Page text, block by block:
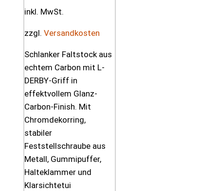
inkl. MwSt.
zzgl. Versandkosten
Schlanker Faltstock aus
echtem Carbon mit L-
DERBY-Griff in
effektvollem Glanz-
Carbon-Finish. Mit
Chromdekorring,
stabiler
Feststellschraube aus
Metall, Gummipuffer,
Halteklammer und
Klarsichtetui